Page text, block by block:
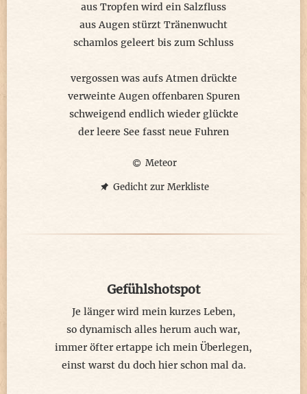
aus Tropfen wird ein Salzfluss
aus Augen stürzt Tränenwucht
schamlos geleert bis zum Schluss
vergossen was aufs Atmen drückte
verweinte Augen offenbaren Spuren
schweigend endlich wieder glückte
der leere See fasst neue Fuhren
Meteor
Gedicht zur Merkliste
Gefühlshotspot
Je länger wird mein kurzes Leben,
so dynamisch alles herum auch war,
immer öfter ertappe ich mein Überlegen,
einst warst du doch hier schon mal da.